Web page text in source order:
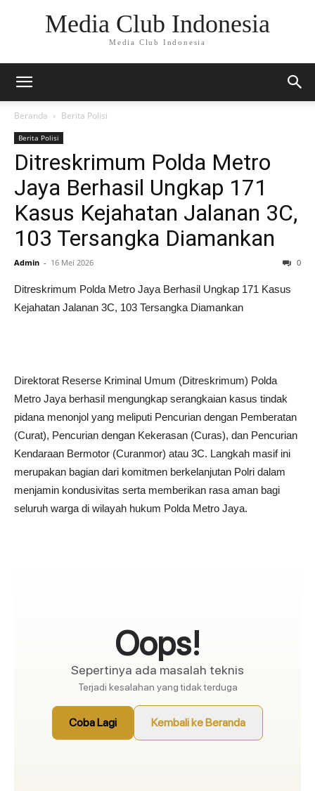
Media Club Indonesia
Media Club Indonesia
Beranda Berita Polisi
Berita Polisi
Ditreskrimum Polda Metro
Jaya Berhasil Ungkap 171
Kasus Kejahatan Jalanan 3C,
103 Tersangka Diamankan
Admin - 16 Mei 2026 0
Ditreskrimum Polda Metro Jaya Berhasil Ungkap 171 Kasus
Kejahatan Jalanan 3C, 103 Tersangka Diamankan
Direktorat Reserse Kriminal Umum (Ditreskrimum) Polda
Metro Jaya berhasil mengungkap serangkaian kasus tindak
pidana menonjol yang meliputi Pencurian dengan Pemberatan
(Curat), Pencurian dengan Kekerasan (Curas), dan Pencurian
Kendaraan Bermotor (Curanmor) atau 3C. Langkah masif ini
merupakan bagian dari komitmen berkelanjutan Polri dalam
menjamin kondusivitas serta memberikan rasa aman bagi
seluruh warga di wilayah hukum Polda Metro Jaya.